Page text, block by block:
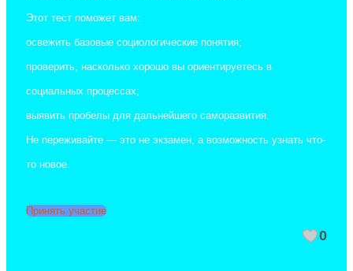
Этот тест поможет вам:
освежить базовые социологические понятия;
проверить, насколько хорошо вы ориентируетесь в
социальных процессах;
выявить пробелы для дальнейшего саморазвития.
Не переживайте — это не экзамен, а возможность узнать что-
то новое.
Принять участие
0